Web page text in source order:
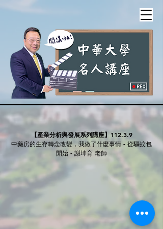
【產業分析與發展系列講座】 112.3.9
中藥房的生存轉念改變，我做了什麼事情 - 從驅蚊包
開始 - 謝坤育 老師